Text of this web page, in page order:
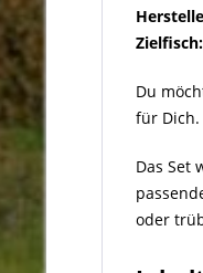
Zielfisch:
Du
für Dich.
Das Set
oder